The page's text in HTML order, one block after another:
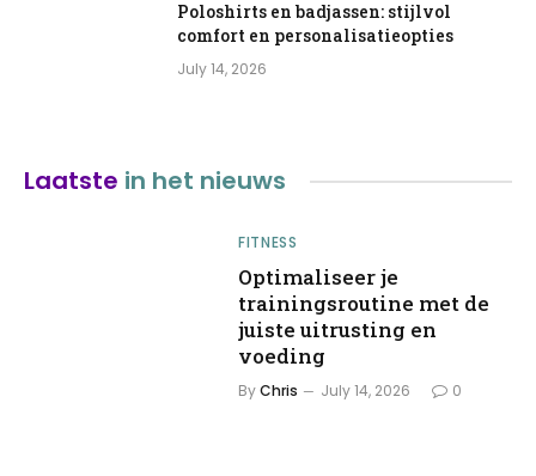
Poloshirts en badjassen: stijlvol
comfort en personalisatieopties
July 14, 2026
Laatste in het nieuws
FITNESS
Optimaliseer je
trainingsroutine met de
juiste uitrusting en
voeding
ByChris July 14, 2026 0